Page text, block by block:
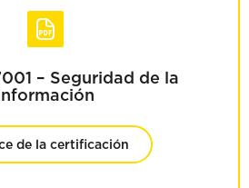
– Seguridad de la
de la certificación